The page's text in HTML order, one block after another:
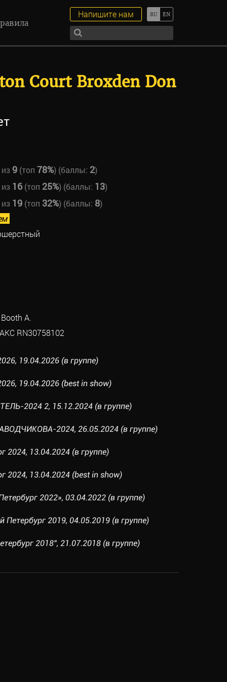
Напишите нам
Court Broxden Don
9(топ 78%) (баллы: 2)
16(топ 25%) (баллы: 13)
19(топ 32%) (баллы: 8)
A.
RN30758102
19.04.2026 (в группе)
19.04.2026 (best in show)
2024 2, 15.12.2024 (в группе)
2024, 26.05.2024 (в группе)
2024, 13.04.2024 (в группе)
2024, 13.04.2024 (best in show)
2022», 03.04.2022 (в группе)
2019, 04.05.2019 (в группе)
2018", 21.07.2018 (в группе)